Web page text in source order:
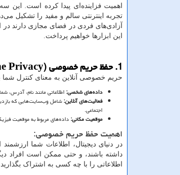
اهمیت فزاینده‌ای پیدا کرده است. این
تجربه اینترنتی سالم و مفید را تشکیل
آزادی‌های فردی در فضای مجازی دارند
این ابزارها خواهیم پرداخت.
1. حفظ حریم خصوصی ( Privacy
حریم خصوصی آنلاین به معنای کنترل
داده‌های شخصی:اطلاعاتی مانند نام، آدرس،
فعالیت‌های آنلاین:شامل وب‌سایت‌هایی که
اجتماعی.
موقعیت مکانی:داده‌های مربوط به موقعیت
اهمیت حفظ حریم خصوصی:
در دنیای دیجیتال، اطلاعات شما
داشته باشند، و حتی ممکن است افراد
اطلاعاتی را با چه کسی به اشتراک